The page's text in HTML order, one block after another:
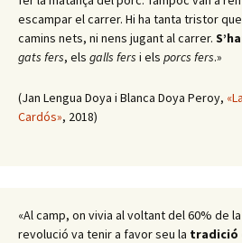
escampar el carrer. Hi ha tanta tristor
camins nets, ni nens jugant al carrer.
gats fers, els galls fers i els porcs fers.»
(Jan Lengua Doya i Blanca Doya Peroy,
Cardós», 2018)
«Al camp, on vivia al voltant del 60% de
revolució va tenir a favor seu la tradició